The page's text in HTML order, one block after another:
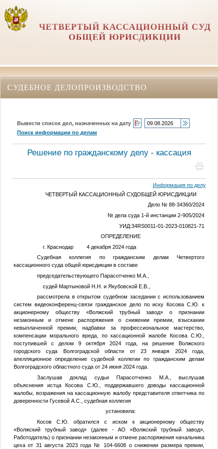
ЧЕТВЕРТЫЙ КАССАЦИОННЫЙ СУД
ОБЩЕЙ ЮРИСДИКЦИИ
СУДЕБНОЕ ДЕЛОПРОИЗВОДСТВО
Вывести список дел, назначенных на дату
Поиск информации по делам
Решение по гражданскому делу - кассация
Информация по делу
ЧЕТВЕРТЫЙ КАССАЦИОННЫЙ СУДОБЩЕЙ ЮРИСДИКЦИИ
Дело № 88-34360/2024
№ дела суда 1-й инстанции 2-905/2024
УИД:34RS0011-01-2023-010821-71
ОПРЕДЕЛЕНИЕ
г. Краснодар 4 декабря 2024 года
Судебная коллегия по гражданским делам Четвертого
кассационного суда общей юрисдикции в составе
председательствующего Парасотченко М.А.,
судей Мартыновой Н.Н. и Якубовской Е.В.,
рассмотрела в открытом судебном заседании с использованием
систем видеоконференц-связи гражданское дело по искуКосова С.Ю.
к
акционерному обществу «Волжский трубный завод» о признании
незаконным и отмене распоряжения о снижении премии, взыскании
невыплаченной премии, надбавки за профессиональное мастерство,
компенсации морального вреда, по кассационной жалобеКосова С.Ю.
поступившей с делом 9 октября 2024 года, на решение Волжского
городского суда Волгоградской области от 23 января 2024 года,
апелляционное определение судебной коллегии по гражданским делам
Волгоградского областного суда от 24 июня 2024 года.
Заслушав доклад судьи Парасотченко М.А., выслушав
объяснения истца Косова С.Ю., поддержавшего доводы кассационной
жалобы, возражения на кассационную жалобу представителя ответчика по
доверенности Гусевой А.С., судебная коллегия
установила:
Косов С.Ю. обратился с иском к акционерному обществу
«Волжский трубный завод» (далее - АО «Волжский трубный завод»,
Работодатель) о признании незаконным и отмене распоряжения начальника
цеха от 31 августа 2023 года № 104-6608 о снижении размера премии,